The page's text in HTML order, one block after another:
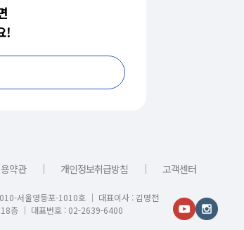
!
약관 ｜ 개인정보취급방침 ｜ 고객센터
서울영등포-1010호 │ 대표이사 : 김명전
18층 │ 대표번호 : 02-2639-6400